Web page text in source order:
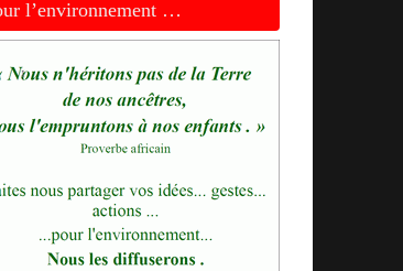
l’environnement …